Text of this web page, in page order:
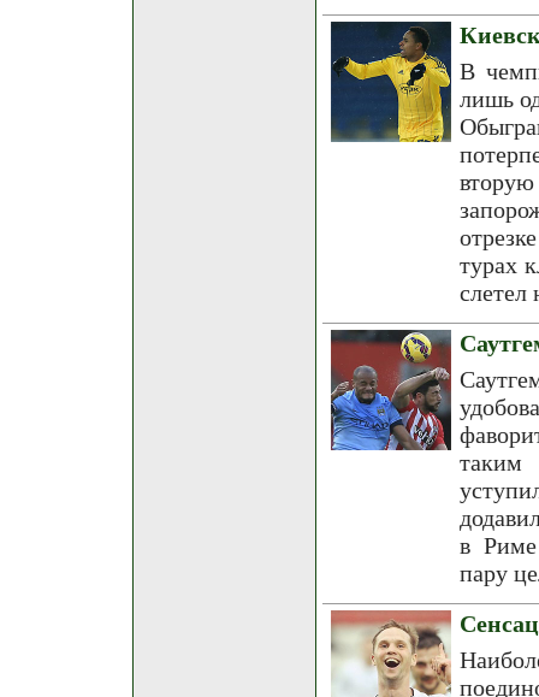
В
лишь
турах
слетел
таким
в Риме
пару